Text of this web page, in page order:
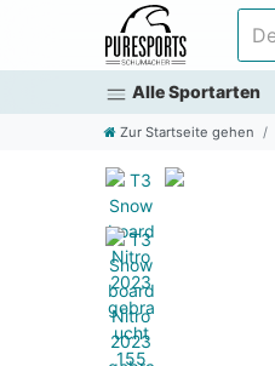
Alle Sportarten
Zur Startseite gehen